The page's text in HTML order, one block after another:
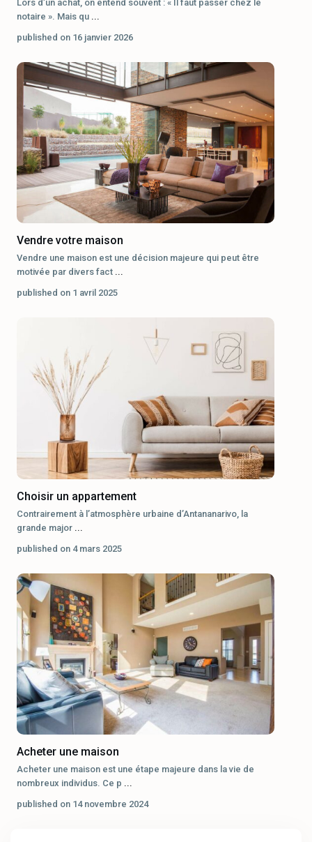
Lors d’un achat, on entend souvent : « Il faut passer chez le
notaire ». Mais qu ...
published on 16 janvier 2026
Vendre votre maison
Vendre une maison est une décision majeure qui peut être
motivée par divers fact ...
published on 1 avril 2025
Choisir un appartement
Contrairement à l’atmosphère urbaine d’Antananarivo, la
grande major ...
published on 4 mars 2025
Acheter une maison
Acheter une maison est une étape majeure dans la vie de
nombreux individus. Ce p ...
published on 14 novembre 2024